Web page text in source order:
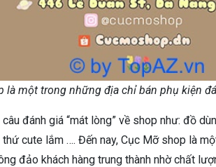
là một trong những địa chỉ bán phụ kiện
đánh giá “mát lòng” về shop như: đồ
cute lắm …. Đến nay, Cục Mỡ shop là
đảo khách hàng trung thành nhờ chất